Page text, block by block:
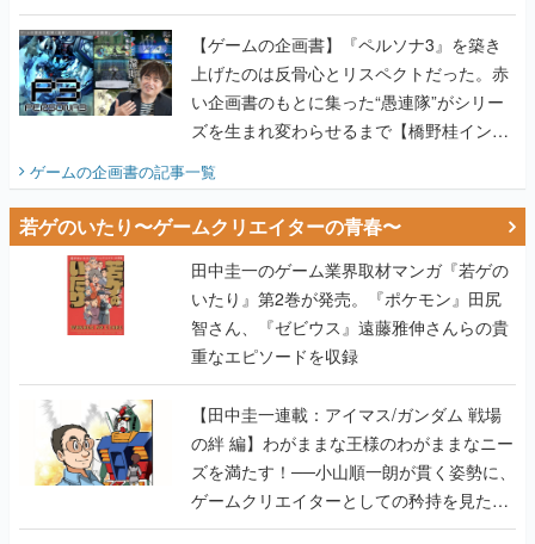
画書】
【ゲームの企画書】『ペルソナ3』を築き
上げたのは反骨心とリスペクトだった。赤
い企画書のもとに集った“愚連隊”がシリー
ズを生まれ変わらせるまで【橋野桂インタ
ゲームの企画書の記事一覧
若ゲのいたり〜ゲームクリエイターの青春〜
田中圭一のゲーム業界取材マンガ『若ゲの
いたり』第2巻が発売。『ポケモン』田尻
智さん、『ゼビウス』遠藤雅伸さんらの貴
重なエピソードを収録
【田中圭一連載：アイマス/ガンダム 戦場
の絆 編】わがままな王様のわがままなニー
ズを満たす！──小山順一朗が貫く姿勢に、
ゲームクリエイターとしての矜持を見た
【若ゲのいたり最終回】